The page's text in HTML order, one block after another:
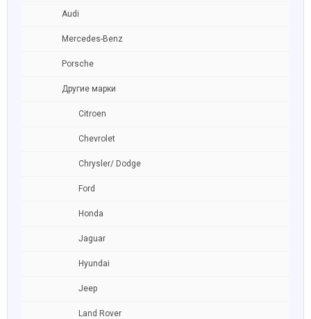
Audi
Mercedes-Benz
Porsche
Другие марки
Citroen
Chevrolet
Chrysler/ Dodge
Ford
Honda
Jaguar
Hyundai
Jeep
Land Rover